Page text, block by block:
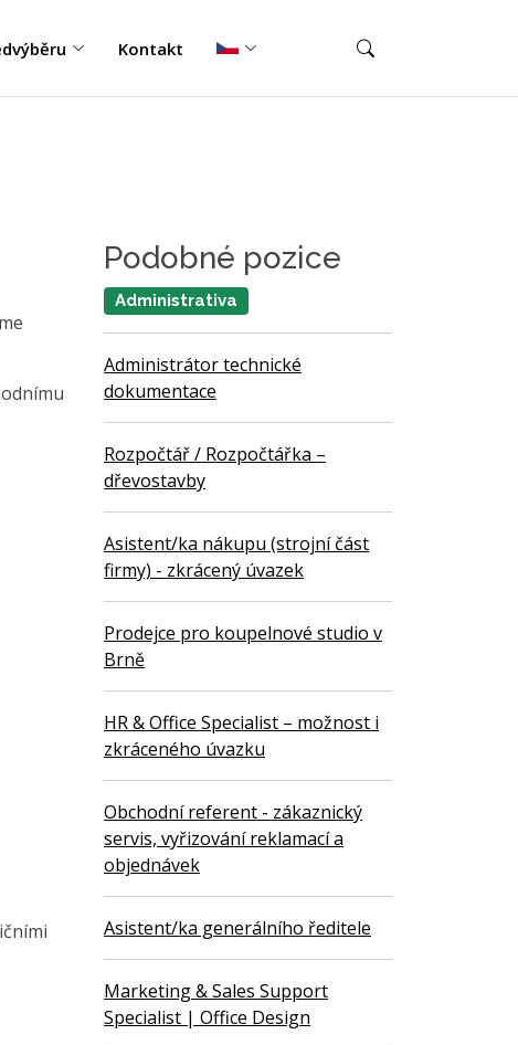
Kontakt
Podobné pozice
Administrativa
Administrátor technické
dokumentace
Rozpočtář / Rozpočtářka –
dřevostavby
Asistent/ka nákupu (strojní část
firmy) - zkrácený úvazek
Prodejce pro koupelnové studio v
Brně
HR & Office Specialist – možnost i
zkráceného úvazku
Obchodní referent - zákaznický
servis, vyřizování reklamací a
objednávek
Asistent/ka generálního ředitele
Marketing & Sales Support
Specialist | Office Design